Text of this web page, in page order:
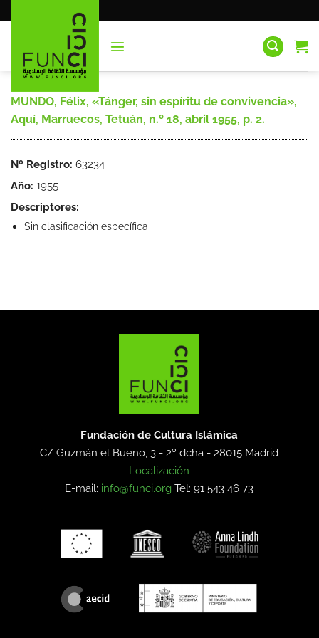
al
MUNDO, Félix, «Tánger, sin espíritu de convivencia»,
Aquí, Marruecos, Tetuán, n.º 18, abril 1955, p. 2.
Nº Registro: 63234
Año: 1955
Descriptores:
Sin clasificación específica
Fundación de Cultura Islámica
C/ Guzmán el Bueno, 3 - 2º dcha -28015 Madrid
Localización
E-mail: info@funci.org Tel: 91 543 46 73